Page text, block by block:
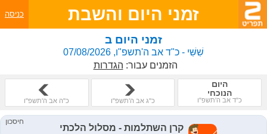
זמני היום והשבת כניסה
זמני היום ב
שִׁשִּׁי - כ"ד אב ה'תשפ"ו, 07/08/2026
הזמנים עבור: הגדרות
היום
הנוכחי
כ"ד אב ה'תשפ"ו כ"ג אב ה'תשפ"ו כ"ה אב ה'תשפ"ו